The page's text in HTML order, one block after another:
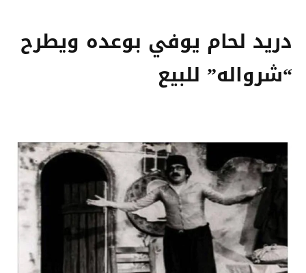
دريد لحام يوفي بوعده ويطرح
“شرواله” للبيع